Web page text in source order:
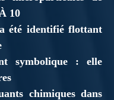
10
été identifié flottant
symbolique : elle
chimiques dans